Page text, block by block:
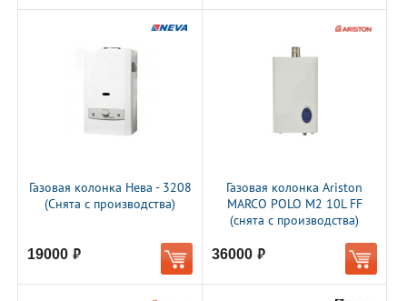
Газовая колонка Нева - 3208
(Снята с производства)
19000 руб.
Газовая колонка Ariston
MARCO POLO M2 10L FF
(снята с производства)
36000 руб.